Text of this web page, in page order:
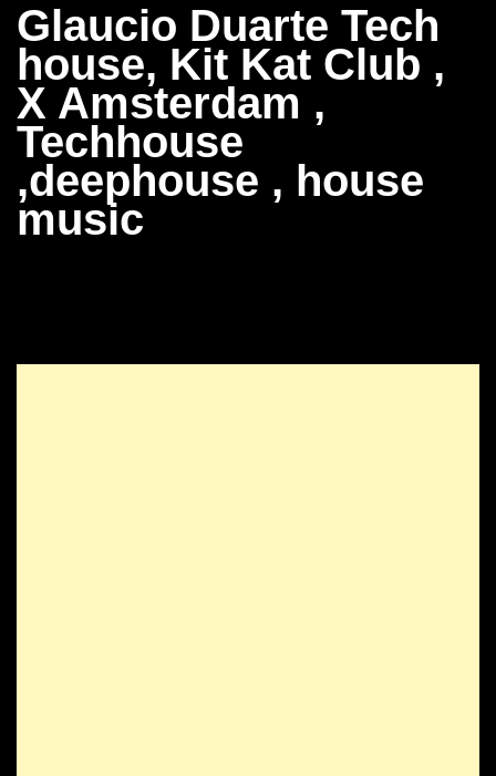
Glaucio Duarte Tech
house, Kit Kat Club ,
X Amsterdam ,
Techhouse
,deephouse , house
music